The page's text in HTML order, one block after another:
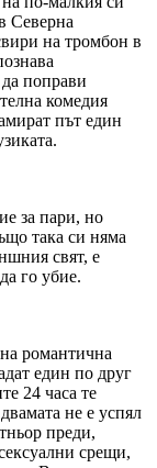
Северна
на тромбон в
поправи
комедия
път един
за пари, но
така си няма
свят, е
го убие.
романтична
един по друг
24 часа те
не е успял
преди,
срещи,